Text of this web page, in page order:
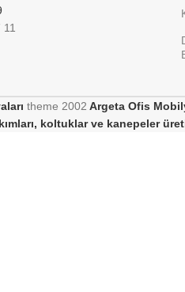
theme 2002 Argeta Ofis
koltuklar ve kanepeler